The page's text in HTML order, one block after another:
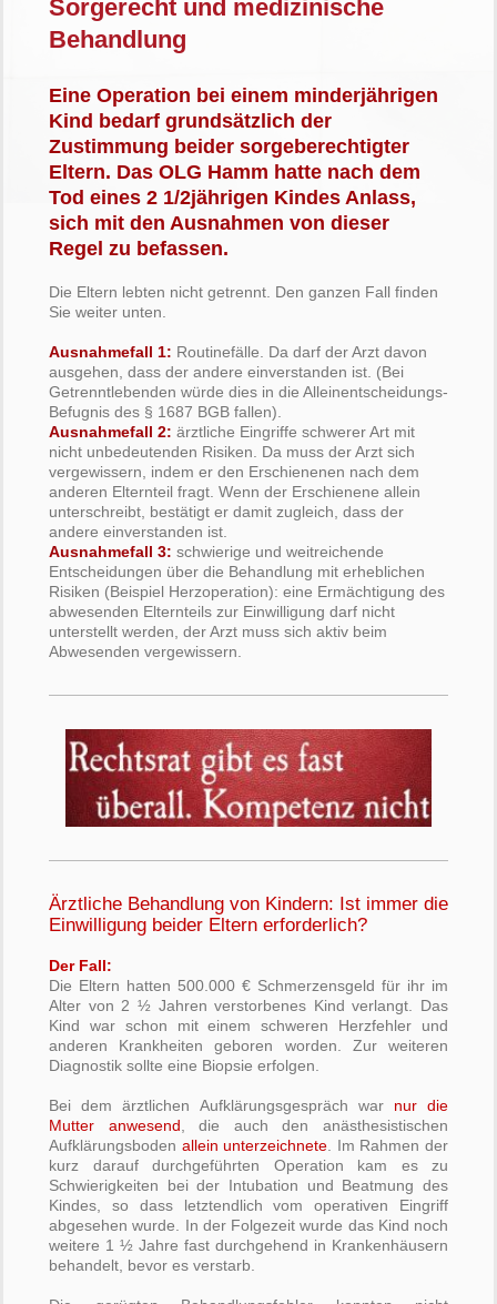
Sorgerecht und medizinische
Behandlung
Eine Operation bei einem minderjährigen
Kind bedarf grundsätzlich der
Zustimmung beider sorgeberechtigter
Eltern. Das OLG Hamm hatte nach dem
Tod eines 2 1/2jährigen Kindes Anlass,
sich mit den Ausnahmen von dieser
Regel zu befassen.
Die Eltern lebten nicht getrennt. Den ganzen Fall finden
Sie weiter unten.
Ausnahmefall 1: Routinefälle. Da darf der Arzt davon
ausgehen, dass der andere einverstanden ist. (Bei
Getrenntlebenden würde dies in die Alleinentscheidungs-
Befugnis des § 1687 BGB fallen).
Ausnahmefall 2: ärztliche Eingriffe schwerer Art mit
nicht unbedeutenden Risiken. Da muss der Arzt sich
vergewissern, indem er den Erschienenen nach dem
anderen Elternteil fragt. Wenn der Erschienene allein
unterschreibt, bestätigt er damit zugleich, dass der
andere einverstanden ist.
Ausnahmefall 3: schwierige und weitreichende
Entscheidungen über die Behandlung mit erheblichen
Risiken (Beispiel Herzoperation): eine Ermächtigung des
abwesenden Elternteils zur Einwilligung darf nicht
unterstellt werden, der Arzt muss sich aktiv beim
Abwesenden vergewissern.
Ärztliche Behandlung von Kindern: Ist immer die
Einwilligung beider Eltern erforderlich?
Der Fall:
Die Eltern hatten 500.000 € Schmerzensgeld für ihr im
Alter von 2 ½ Jahren verstorbenes Kind verlangt. Das
Kind war schon mit einem schweren Herzfehler und
anderen Krankheiten geboren worden. Zur weiteren
Diagnostik sollte eine Biopsie erfolgen.
Bei dem ärztlichen Aufklärungsgespräch war nur die
Mutter anwesend, die auch den anästhesistischen
Aufklärungsboden allein unterzeichnete. Im Rahmen der
kurz darauf durchgeführten Operation kam es zu
Schwierigkeiten bei der Intubation und Beatmung des
Kindes, so dass letztendlich vom operativen Eingriff
abgesehen wurde. In der Folgezeit wurde das Kind noch
weitere 1 ½ Jahre fast durchgehend in Krankenhäusern
behandelt, bevor es verstarb.